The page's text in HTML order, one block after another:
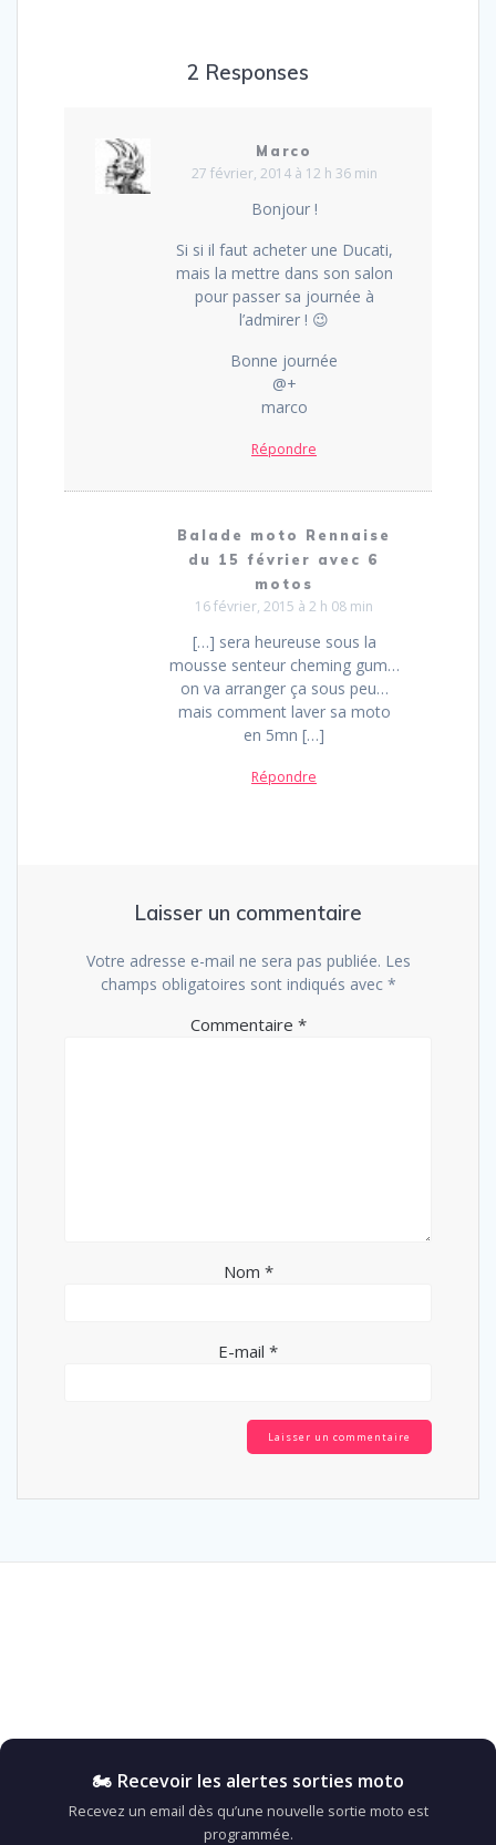
2 Responses
Marco
27 février, 2014 à 12 h 36 min
Bonjour !
Si si il faut acheter une Ducati,
mais la mettre dans son salon
pour passer sa journée à
l’admirer ! 😉
Bonne journée
@+
marco
Répondre
Balade moto Rennaise
du 15 février avec 6
motos
16 février, 2015 à 2 h 08 min
[…] sera heureuse sous la
mousse senteur cheming gum…
on va arranger ça sous peu…
mais comment laver sa moto
en 5mn […]
Répondre
Laisser un commentaire
Votre adresse e-mail ne sera pas publiée. Les
champs obligatoires sont indiqués avec *
Commentaire *
Nom *
E-mail *
🏍️ Recevoir les alertes sorties moto
Recevez un email dès qu’une nouvelle sortie moto est
programmée.